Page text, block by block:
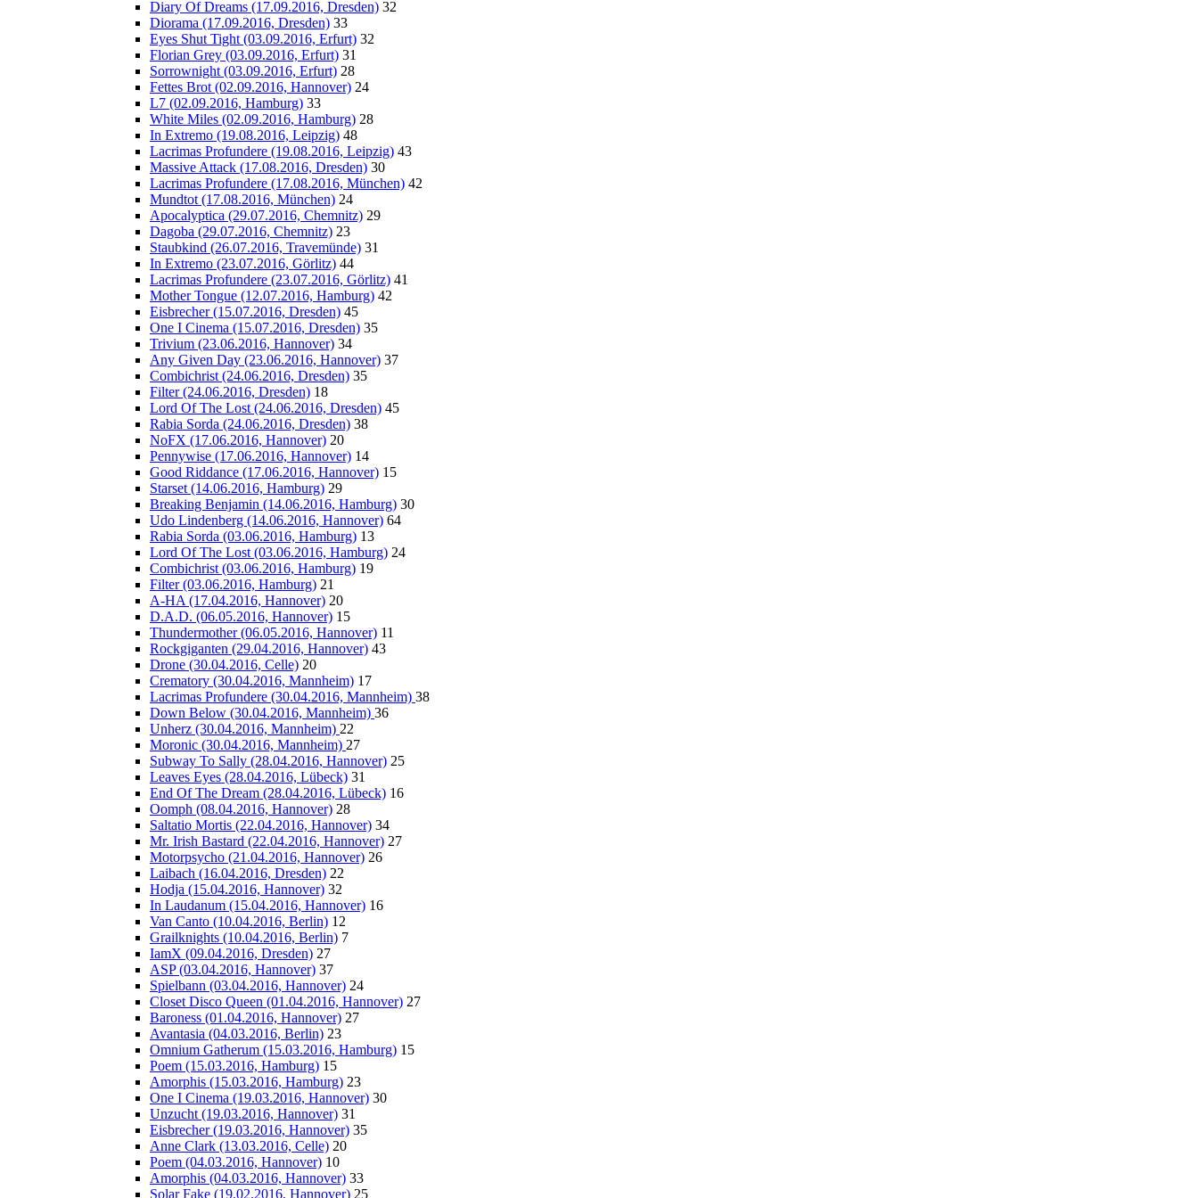
Diary Of Dreams (17.09.2016, Dresden) 32
Diorama (17.09.2016, Dresden) 33
Eyes Shut Tight (03.09.2016, Erfurt) 32
Florian Grey (03.09.2016, Erfurt) 31
Sorrownight (03.09.2016, Erfurt) 28
Fettes Brot (02.09.2016, Hannover) 24
L7 (02.09.2016, Hamburg) 33
White Miles (02.09.2016, Hamburg) 28
In Extremo (19.08.2016, Leipzig) 48
Lacrimas Profundere (19.08.2016, Leipzig) 43
Massive Attack (17.08.2016, Dresden) 30
Lacrimas Profundere (17.08.2016, München) 42
Mundtot (17.08.2016, München) 24
Apocalyptica (29.07.2016, Chemnitz) 29
Dagoba (29.07.2016, Chemnitz) 23
Staubkind (26.07.2016, Travemünde) 31
In Extremo (23.07.2016, Görlitz) 44
Lacrimas Profundere (23.07.2016, Görlitz) 41
Mother Tongue (12.07.2016, Hamburg) 42
Eisbrecher (15.07.2016, Dresden) 45
One I Cinema (15.07.2016, Dresden) 35
Trivium (23.06.2016, Hannover) 34
Any Given Day (23.06.2016, Hannover) 37
Combichrist (24.06.2016, Dresden) 35
Filter (24.06.2016, Dresden) 18
Lord Of The Lost (24.06.2016, Dresden) 45
Rabia Sorda (24.06.2016, Dresden) 38
NoFX (17.06.2016, Hannover) 20
Pennywise (17.06.2016, Hannover) 14
Good Riddance (17.06.2016, Hannover) 15
Starset (14.06.2016, Hamburg) 29
Breaking Benjamin (14.06.2016, Hamburg) 30
Udo Lindenberg (14.06.2016, Hannover) 64
Rabia Sorda (03.06.2016, Hamburg) 13
Lord Of The Lost (03.06.2016, Hamburg) 24
Combichrist (03.06.2016, Hamburg) 19
Filter (03.06.2016, Hamburg) 21
A-HA (17.04.2016, Hannover) 20
D.A.D. (06.05.2016, Hannover) 15
Thundermother (06.05.2016, Hannover) 11
Rockgiganten (29.04.2016, Hannover) 43
Drone (30.04.2016, Celle) 20
Crematory (30.04.2016, Mannheim) 17
Lacrimas Profundere (30.04.2016, Mannheim) 38
Down Below (30.04.2016, Mannheim) 36
Unherz (30.04.2016, Mannheim) 22
Moronic (30.04.2016, Mannheim) 27
Subway To Sally (28.04.2016, Hannover) 25
Leaves Eyes (28.04.2016, Lübeck) 31
End Of The Dream (28.04.2016, Lübeck) 16
Oomph (08.04.2016, Hannover) 28
Saltatio Mortis (22.04.2016, Hannover) 34
Mr. Irish Bastard (22.04.2016, Hannover) 27
Motorpsycho (21.04.2016, Hannover) 26
Laibach (16.04.2016, Dresden) 22
Hodja (15.04.2016, Hannover) 32
In Laudanum (15.04.2016, Hannover) 16
Van Canto (10.04.2016, Berlin) 12
Grailknights (10.04.2016, Berlin) 7
IamX (09.04.2016, Dresden) 27
ASP (03.04.2016, Hannover) 37
Spielbann (03.04.2016, Hannover) 24
Closet Disco Queen (01.04.2016, Hannover) 27
Baroness (01.04.2016, Hannover) 27
Avantasia (04.03.2016, Berlin) 23
Omnium Gatherum (15.03.2016, Hamburg) 15
Poem (15.03.2016, Hamburg) 15
Amorphis (15.03.2016, Hamburg) 23
One I Cinema (19.03.2016, Hannover) 30
Unzucht (19.03.2016, Hannover) 31
Eisbrecher (19.03.2016, Hannover) 35
Anne Clark (13.03.2016, Celle) 20
Poem (04.03.2016, Hannover) 10
Amorphis (04.03.2016, Hannover) 33
Solar Fake (19.02.2016, Hannover) 25